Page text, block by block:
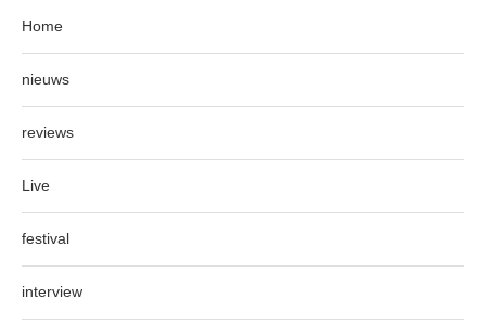
Home
nieuws
reviews
Live
festival
interview